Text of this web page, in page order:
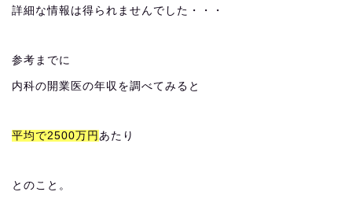
詳細な情報は得られませんでした・・・
参考までに
内科の開業医の年収を調べてみると
平均で2500万円 あたり
とのこと。